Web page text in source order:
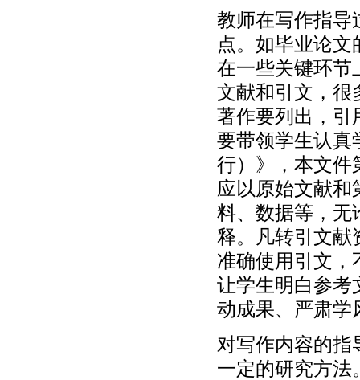
教师在写作指导
点。如毕业论
在一些关键环节
文献和引文，很
著作要列出，引
要带领学生认真
行）》，本文件
应以原始文献
料、数据等，无
释。凡转引文献
准确使用引文，
让学生明白参考
动成果、严肃学
对写作内容的指
一定的研究方法